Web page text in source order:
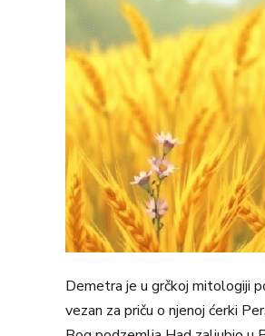
Demetra je u grčkoj mitologiji
vezan za priču o njenoj ćerki